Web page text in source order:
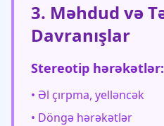
3. Məhdud və
Davranışlar
Stereotip hərəkətlər:
• Əl çırpma, yelləncək
• Döngə hərəkətlər